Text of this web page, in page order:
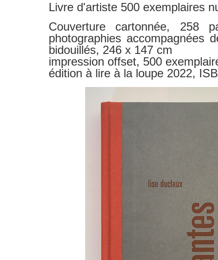
Livre d'artiste 500 exemplaires
Couverture cartonnée, 258
photographies accompagnées
bidouillés, 246 x 147 cm
impression offset, 500
édition à lire à la loupe 2022,